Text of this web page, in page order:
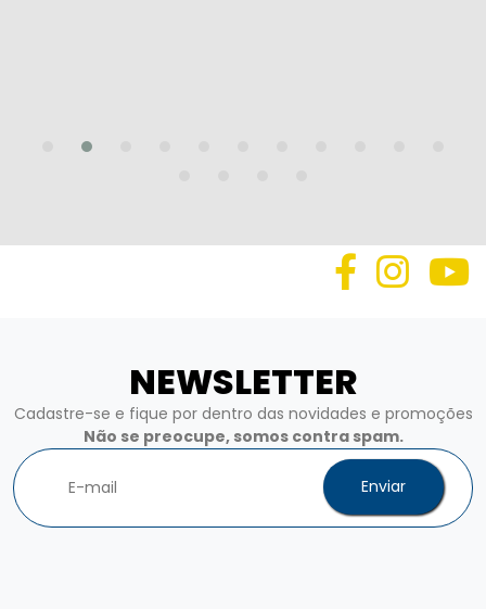
NEWSLETTER
Cadastre-se e fique por dentro das novidades e promoções
Não se preocupe, somos contra spam.
Enviar